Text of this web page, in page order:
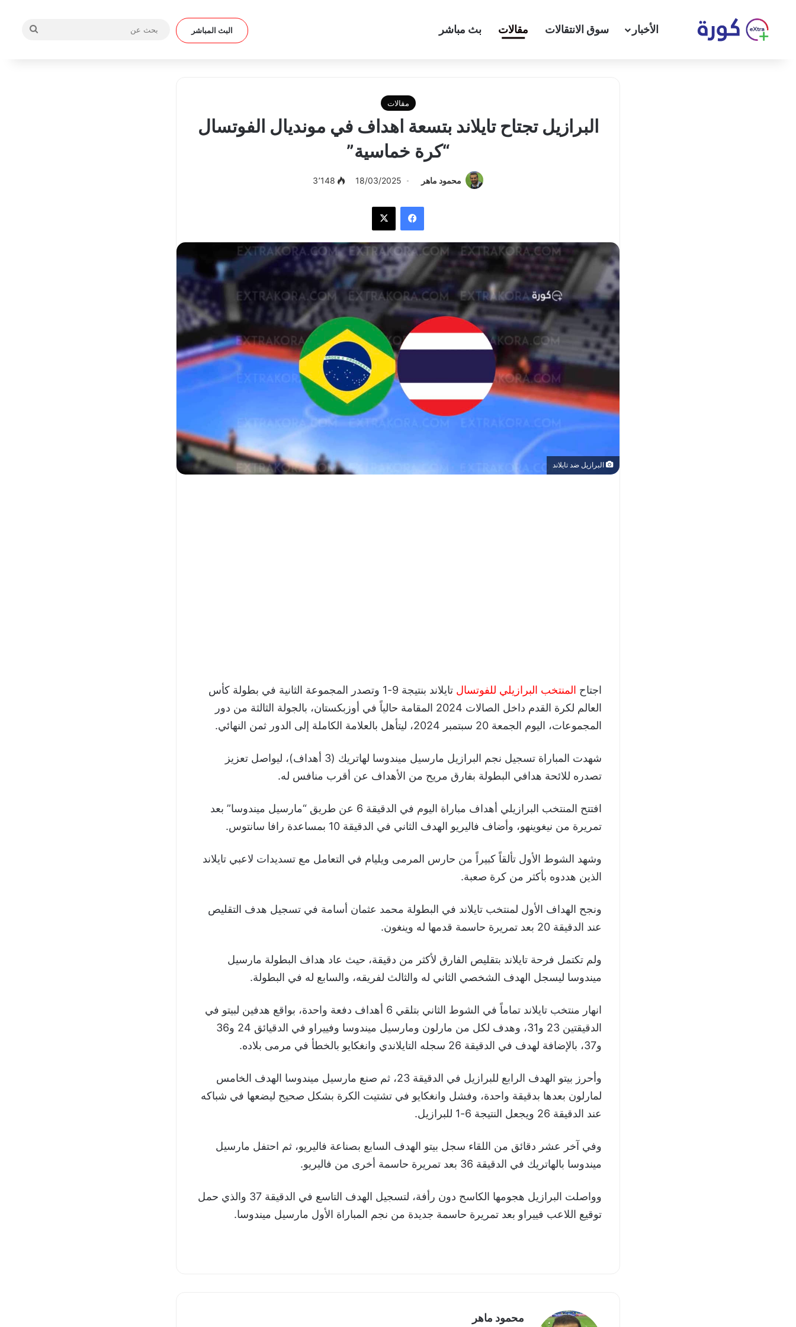
الأخبار سوق الانتقالات مقالات بث مباشر البث المباشر
مقالات
البرازيل تجتاح تايلاند بتسعة اهداف في مونديال الفوتسال
“كرة خماسية”
محمود ماهر 18/03/2025 3٬148
فيسبوك
البرازيل ضد تايلاند
اجتاح المنتخب البرازيلي للفوتسال
تايلاند بنتيجة 9-1 وتصدر المجموعة الثانية في بطولة كأس
العالم لكرة القدم داخل الصالات 2024 المقامة حالياً في أوزبكستان، بالجولة الثالثة من دور
المجموعات، اليوم الجمعة 20 سبتمبر 2024، ليتأهل بالعلامة الكاملة إلى الدور ثمن النهائي.
شهدت المباراة تسجيل نجم البرازيل مارسيل ميندوسا لهاتريك (3 أهداف)، ليواصل تعزيز
تصدره للائحة هدافي البطولة بفارق مريح من الأهداف عن أقرب منافس له.
افتتح المنتخب البرازيلي أهداف مباراة اليوم في الدقيقة 6 عن طريق “مارسيل ميندوسا” بعد
تمريرة من نيغوينهو، وأضاف فاليريو الهدف الثاني في الدقيقة 10 بمساعدة رافا سانتوس.
وشهد الشوط الأول تألقاً كبيراً من حارس المرمى ويليام في التعامل مع تسديدات لاعبي تايلاند
الذين هددوه بأكثر من كرة صعبة.
ونجح الهداف الأول لمنتخب تايلاند في البطولة محمد عثمان أسامة في تسجيل هدف التقليص
عند الدقيقة 20 بعد تمريرة حاسمة قدمها له وينغون.
ولم تكتمل فرحة تايلاند بتقليص الفارق لأكثر من دقيقة، حيث عاد هداف البطولة مارسيل
ميندوسا ليسجل الهدف الشخصي الثاني له والثالث لفريقه، والسابع له في البطولة.
انهار منتخب تايلاند تماماً في الشوط الثاني بتلقي 6 أهداف دفعة واحدة، بواقع هدفين لبيتو في
الدقيقتين 23 و31، وهدف لكل من مارلون ومارسيل ميندوسا وفييراو في الدقيائق 24 و36
و37، بالإضافة لهدف في الدقيقة 26 سجله التايلاندي وانغكايو بالخطأ في مرمى بلاده.
وأحرز بيتو الهدف الرابع للبرازيل في الدقيقة 23، ثم صنع مارسيل ميندوسا الهدف الخامس
لمارلون بعدها بدقيقة واحدة، وفشل وانغكايو في تشتيت الكرة بشكل صحيح ليضعها في شباكه
عند الدقيقة 26 ويجعل النتيجة 6-1 للبرازيل.
وفي آخر عشر دقائق من اللقاء سجل بيتو الهدف السابع بصناعة فاليريو، ثم احتفل مارسيل
ميندوسا بالهاتريك في الدقيقة 36 بعد تمريرة حاسمة أخرى من فاليريو.
وواصلت البرازيل هجومها الكاسح دون رأفة، لتسجيل الهدف التاسع في الدقيقة 37 والذي حمل
توقيع اللاعب فييراو بعد تمريرة حاسمة جديدة من نجم المباراة الأول مارسيل ميندوسا.
محمود ماهر